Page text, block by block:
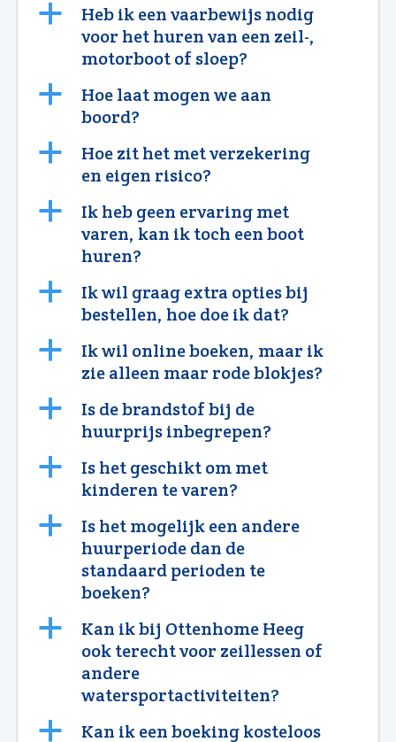
a
Heb ik een vaarbewijs nodig
voor het huren van een zeil-,
motorboot of sloep?
a
Hoe laat mogen we aan
boord?
a
Hoe zit het met verzekering
en eigen risico?
a
Ik heb geen ervaring met
varen, kan ik toch een boot
huren?
a
Ik wil graag extra opties bij
bestellen, hoe doe ik dat?
a
Ik wil online boeken, maar ik
zie alleen maar rode blokjes?
a
Is de brandstof bij de
huurprijs inbegrepen?
a
Is het geschikt om met
kinderen te varen?
a
Is het mogelijk een andere
huurperiode dan de
standaard perioden te
boeken?
a
Kan ik bij Ottenhome Heeg
ook terecht voor zeillessen of
andere
watersportactiviteiten?
a
Kan ik een boeking kosteloos